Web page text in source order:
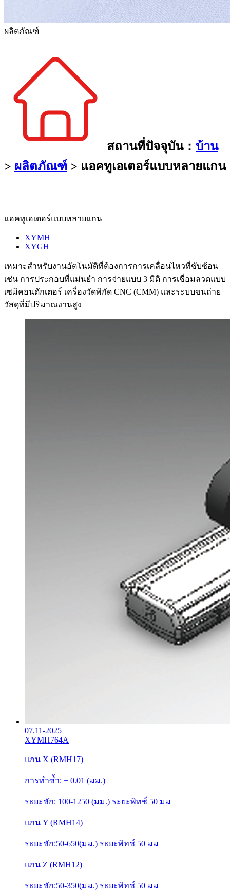
ผลิตภัณฑ์
สถานที่ปัจจุบัน： บ้าน
> ผลิตภัณฑ์ > แอคทูเอเตอร์แบบหลายแกน
แอคทูเอเตอร์แบบหลายแกน
XYMH
XYGH
เหมาะสำหรับงานอัตโนมัติที่ต้องการการเคลื่อนไหวที่ซับซ้อน
เช่น การประกอบที่แม่นยำ การจ่ายแบบ 3 มิติ การเชื่อมลวดแบบ
เซมิคอนดักเตอร์ เครื่องวัดพิกัด CNC (CMM) และระบบขนถ่าย
วัสดุที่มีปริมาณงานสูง
07.11-2025
XYMH764A
แกน X (RMH17)
การทำซ้ำ: ± 0.01 (มม.)
ระยะชัก: 100-1250 (มม.) ระยะพิทช์ 50 มม
แกน Y (RMH14)
ระยะชัก:50-650(มม.) ระยะพิทช์ 50 มม
แกน Z (RMH12)
ระยะชัก:50-350(มม.) ระยะพิทช์ 50 มม